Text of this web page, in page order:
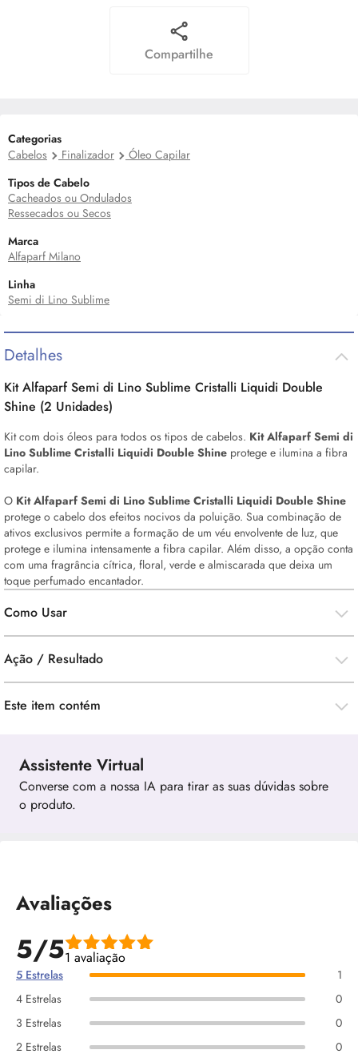
Compartilhe
Categorias
Cabelos
Finalizador
Óleo Capilar
Tipos de Cabelo
Cacheados ou Ondulados
Ressecados ou Secos
Marca
Alfaparf Milano
Linha
Semi di Lino Sublime
Detalhes
Kit Alfaparf Semi di Lino Sublime Cristalli Liquidi Double
Shine (2 Unidades)
Kit com dois óleos para todos os tipos de cabelos. Kit Alfaparf Semi di
Lino Sublime Cristalli Liquidi Double Shine protege e ilumina a fibra
capilar.
O Kit Alfaparf Semi di Lino Sublime Cristalli Liquidi Double Shine
protege o cabelo dos efeitos nocivos da poluição. Sua combinação de
ativos exclusivos permite a formação de um véu envolvente de luz, que
protege e ilumina intensamente a fibra capilar. Além disso, a opção conta
com uma fragrância cítrica, floral, verde e almiscarada que deixa um
toque perfumado encantador.
Como Usar
Ação / Resultado
Este item contém
Assistente Virtual
Converse com a nossa IA para tirar as suas dúvidas sobre
o produto.
Avaliações
5/51 avaliação
5 Estrelas
1
4 Estrelas
0
3 Estrelas
0
2 Estrelas
0